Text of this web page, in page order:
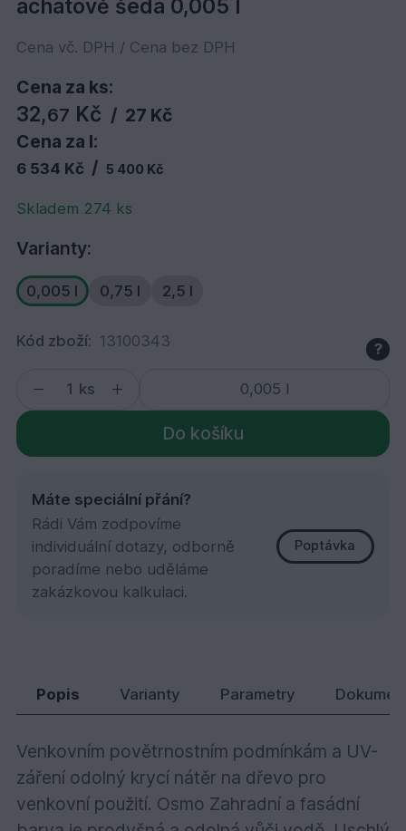
achátově šedá 0,005 l
Cena vč. DPH / Cena bez DPH
Cena za ks:
32,67 Kč / 27 Kč
Cena za l:
6 534 Kč / 5 400 Kč
Skladem 274 ks
Varianty:
0,005 l 0,75 l 2,5 l
Kód zboží: 13100343 ?
ks
Do košíku
Máte speciální přání?
Rádi Vám zodpovíme
individuální dotazy, odborně
poradíme nebo uděláme
zakázkovou kalkulaci.
Poptávka
Popis Varianty Parametry
Venkovním povětrnostním podmínkám a UV-
záření odolný krycí nátěr na dřevo pro
venkovní použití. Osmo Zahradní a fasádní